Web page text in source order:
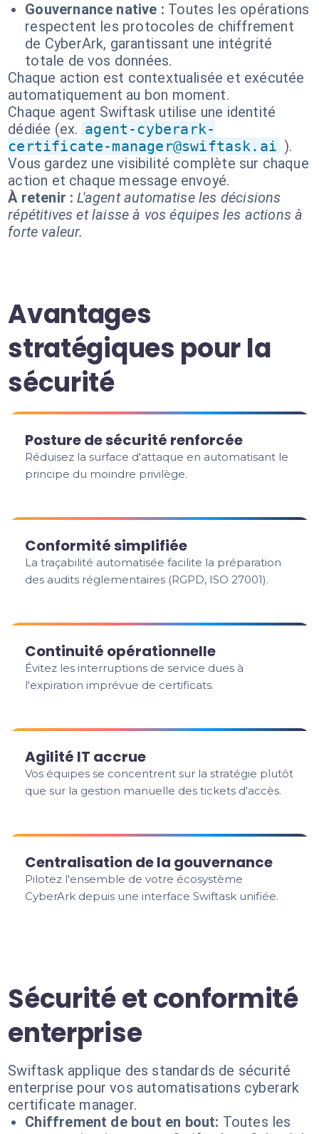
Gouvernance native : Toutes les opérations
respectent les protocoles de chiffrement
de CyberArk, garantissant une intégrité
totale de vos données.
Chaque action est contextualisée et exécutée
automatiquement au bon moment.
Chaque agent Swiftask utilise une identité
dédiée (ex. agent-cyberark-
certificate-manager@swiftask.ai ).
Vous gardez une visibilité complète sur chaque
action et chaque message envoyé.
À retenir : L'agent automatise les décisions
répétitives et laisse à vos équipes les actions à
forte valeur.
Avantages
stratégiques pour la
sécurité
Posture de sécurité renforcée
Réduisez la surface d'attaque en automatisant le
principe du moindre privilège.
Conformité simplifiée
La traçabilité automatisée facilite la préparation
des audits réglementaires (RGPD, ISO 27001).
Continuité opérationnelle
Évitez les interruptions de service dues à
l'expiration imprévue de certificats.
Agilité IT accrue
Vos équipes se concentrent sur la stratégie plutôt
que sur la gestion manuelle des tickets d'accès.
Centralisation de la gouvernance
Pilotez l'ensemble de votre écosystème
CyberArk depuis une interface Swiftask unifiée.
Sécurité et conformité
enterprise
Swiftask applique des standards de sécurité
enterprise pour vos automatisations cyberark
certificate manager.
Chiffrement de bout en bout: Toutes les